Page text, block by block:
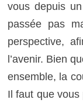
vous depuis
passée pas
perspective,
l’avenir. Bien
ensemble, la
Il faut que